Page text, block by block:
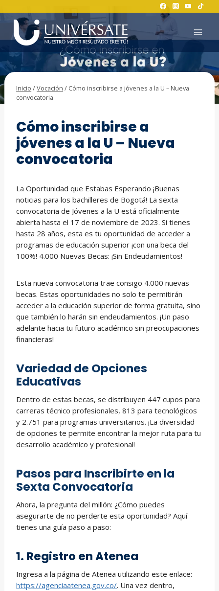
contenido
Inicio /Vocación / Cómo inscribirse a jóvenes a la U – Nueva
convocatoria
Cómo inscribirse a
jóvenes a la U – Nueva
convocatoria
La Oportunidad que Estabas Esperando ¡Buenas
noticias para los bachilleres de Bogotá! La sexta
convocatoria de Jóvenes a la U está oficialmente
abierta hasta el 17 de noviembre de 2023. Si tienes
hasta 28 años, esta es tu oportunidad de acceder a
programas de educación superior ¡con una beca del
100%! 4.000 Nuevas Becas: ¡Sin Endeudamientos!
Esta nueva convocatoria trae consigo 4.000 nuevas
becas. Estas oportunidades no solo te permitirán
acceder a la educación superior de forma gratuita, sino
que también lo harán sin endeudamientos. ¡Un paso
adelante hacia tu futuro académico sin preocupaciones
financieras!
Variedad de Opciones
Educativas
Dentro de estas becas, se distribuyen 447 cupos para
carreras técnico profesionales, 813 para tecnológicos
y 2.751 para programas universitarios. ¡La diversidad
de opciones te permite encontrar la mejor ruta para tu
desarrollo académico y profesional!
Pasos para Inscribirte en la
Sexta Convocatoria
Ahora, la pregunta del millón: ¿Cómo puedes
asegurarte de no perderte esta oportunidad? Aquí
tienes una guía paso a paso:
1. Registro en Atenea
Ingresa a la página de Atenea utilizando este enlace:
https://agenciaatenea.gov.co/. Una vez dentro,